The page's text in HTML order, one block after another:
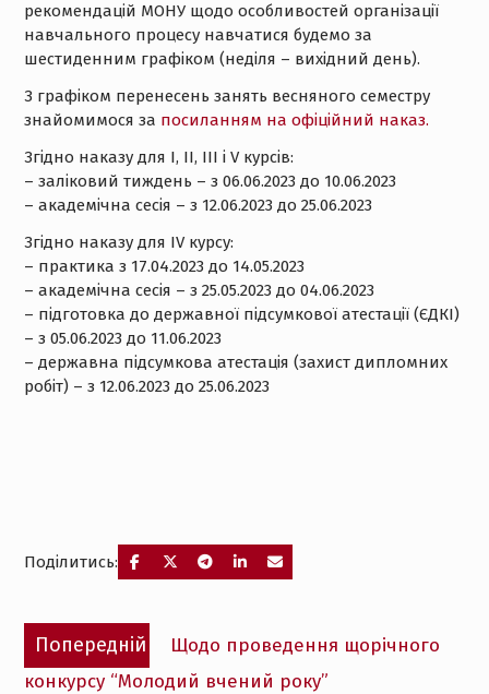
рекомендацій МОНУ щодо особливостей організації
навчального процесу навчатися будемо за
шестиденним графіком (неділя – вихідний день).
З графіком перенесень занять весняного семестру
знайомимося за посиланням на офіційний наказ.
Згідно наказу для I, II, III і V курсів:
– заліковий тиждень – з 06.06.2023 до 10.06.2023
– академічна сесія – з 12.06.2023 до 25.06.2023
Згідно наказу для IV курсу:
– практика з 17.04.2023 до 14.05.2023
– академічна сесія – з 25.05.2023 до 04.06.2023
– підготовка до державної підсумкової атестації (ЄДКІ)
– з 05.06.2023 до 11.06.2023
– державна підсумкова атестація (захист дипломних
робіт) – з 12.06.2023 до 25.06.2023
Поділитись:
Навігація
записів
Попередній
Попередній
запис:
Щодо проведення щорічного
конкурсу “Молодий вчений року”